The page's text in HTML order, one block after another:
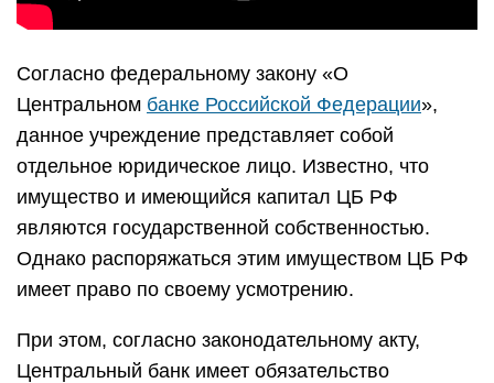
Согласно федеральному закону «О
Центральном банке Российской Федерации»,
данное учреждение представляет собой
отдельное юридическое лицо. Известно, что
имущество и имеющийся капитал ЦБ РФ
являются государственной собственностью.
Однако распоряжаться этим имуществом ЦБ РФ
имеет право по своему усмотрению.
При этом, согласно законодательному акту,
Центральный банк имеет обязательство